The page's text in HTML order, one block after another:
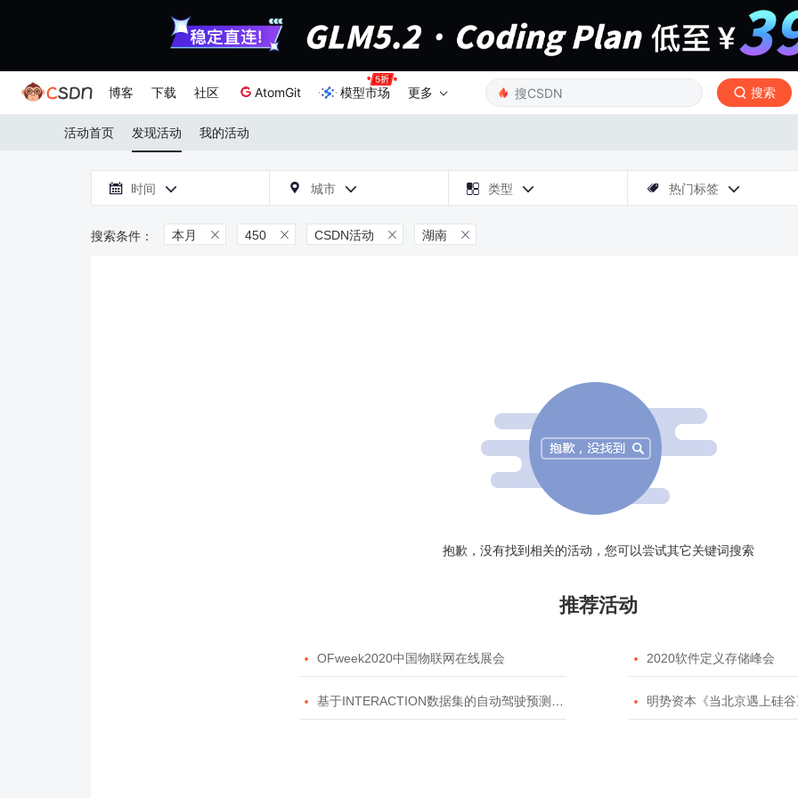
博客 下载 社区 AtomGit 模型市场 更多 搜索
活动首页 发现活动 我的活动
 时间   城市   类型   热门标签 
本月  450  CSDN活动  湖南 
抱歉，没有找到相关的活动，您可以尝试其它关键词搜索
推荐活动
 OFweek2020中国物联网在线展会  2020软件定义存储峰会
 基于INTERACTION数据集的自动驾驶预测模型挑战赛  明势资本《当北京遇上硅谷》系列